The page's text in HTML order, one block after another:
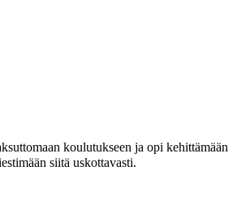
koulutukseen ja opi kehittämään
siitä uskottavasti.